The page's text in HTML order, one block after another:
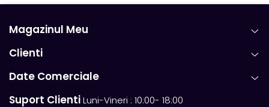
porni dispozitivele de la distanță, seta programe
real. Compatibilă cu Alexa și Google Assistant, priza îți
permite controlul vocal, prin comenzi simple.
Magazinul Meu
Clienti
Date Comerciale
Suport ClientiLuni-Vineri : 10:00- 18:00